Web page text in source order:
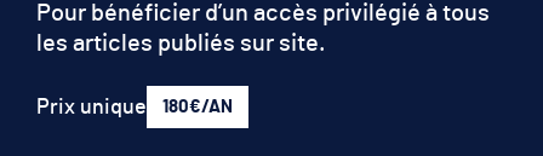
Pour bénéficier d’un accès privilégié à tous
les articles publiés sur site.
Prix unique 180€/AN